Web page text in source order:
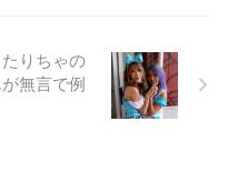
りちゃの
無言で例